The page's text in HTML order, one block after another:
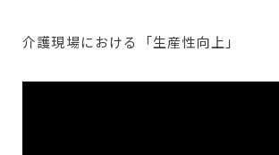
介護現場における「生産性向上」